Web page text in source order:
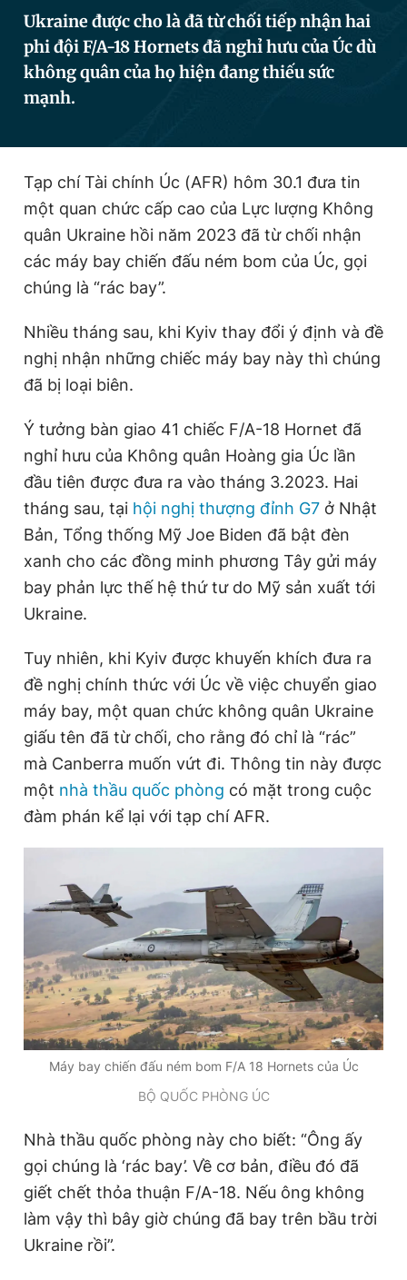
Theo dõi báo trên
Hotline
Đặt báo Quảng cáo RSS Tòa soạn Chính sách bảo
Tổng biên tập: Nguyễn Ngọc Toàn
Phó tổng biên tập: Lâm Hiếu Dũng
Phó tổng biên tập: Trần Việt Hưng
Tổng thư ký tòa soạn: Đức Trung
Giấy phép xuất bản số 110/GP - BTTTT cấp ngày 24.3.2020
© 2003-2026 Bản quyền thuộc về Báo Thanh Niên. Cấm sao
chép dưới mọi hình thức nếu không có sự chấp thuận bằng văn
bản. Phát triển bởi ePi Technologies, JSC.
Ukraine được cho là đã từ chối tiếp nhận hai
phi đội F/A-18 Hornets đã nghỉ hưu của Úc dù
không quân của họ hiện đang thiếu sức
mạnh.
Tạp chí Tài chính Úc (AFR) hôm 30.1 đưa tin
một quan chức cấp cao của Lực lượng Không
quân Ukraine hồi năm 2023 đã từ chối nhận
các máy bay chiến đấu ném bom của Úc, gọi
chúng là “rác bay”.
Nhiều tháng sau, khi Kyiv thay đổi ý định và đề
nghị nhận những chiếc máy bay này thì chúng
đã bị loại biên.
Ý tưởng bàn giao 41 chiếc F/A-18 Hornet đã
nghỉ hưu của Không quân Hoàng gia Úc lần
đầu tiên được đưa ra vào tháng 3.2023. Hai
tháng sau, tại hội nghị thượng đỉnh G7 ở Nhật
Bản, Tổng thống Mỹ Joe Biden đã bật đèn
xanh cho các đồng minh phương Tây gửi máy
bay phản lực thế hệ thứ tư do Mỹ sản xuất tới
Ukraine.
Tuy nhiên, khi Kyiv được khuyến khích đưa ra
đề nghị chính thức với Úc về việc chuyển giao
máy bay, một quan chức không quân Ukraine
giấu tên đã từ chối, cho rằng đó chỉ là “rác”
mà Canberra muốn vứt đi. Thông tin này được
một nhà thầu quốc phòng có mặt trong cuộc
đàm phán kể lại với tạp chí AFR.
Máy bay chiến đấu ném bom F/A 18 Hornets của Úc
BỘ QUỐC PHÒNG ÚC
Nhà thầu quốc phòng này cho biết: “Ông ấy
gọi chúng là ‘rác bay’. Về cơ bản, điều đó đã
giết chết thỏa thuận F/A-18. Nếu ông không
làm vậy thì bây giờ chúng đã bay trên bầu trời
Ukraine rồi”.